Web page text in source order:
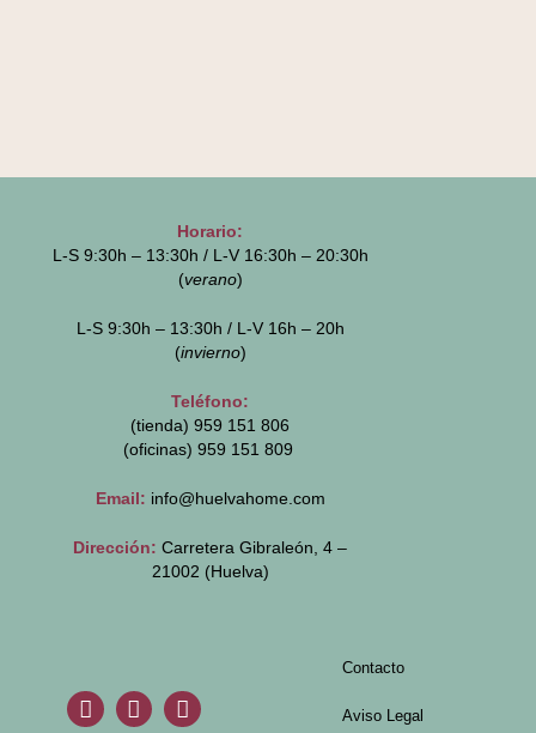
Horario:
L-S 9:30h – 13:30h / L-V 16:30h – 20:30h
(verano)
L-S 9:30h – 13:30h / L-V 16h – 20h
(invierno)
Teléfono:
(tienda) 959 151 806
(oficinas) 959 151 809
Email: info@huelvahome.com
Dirección: Carretera Gibraleón, 4 –
21002 (Huelva)
Contacto
Aviso Legal